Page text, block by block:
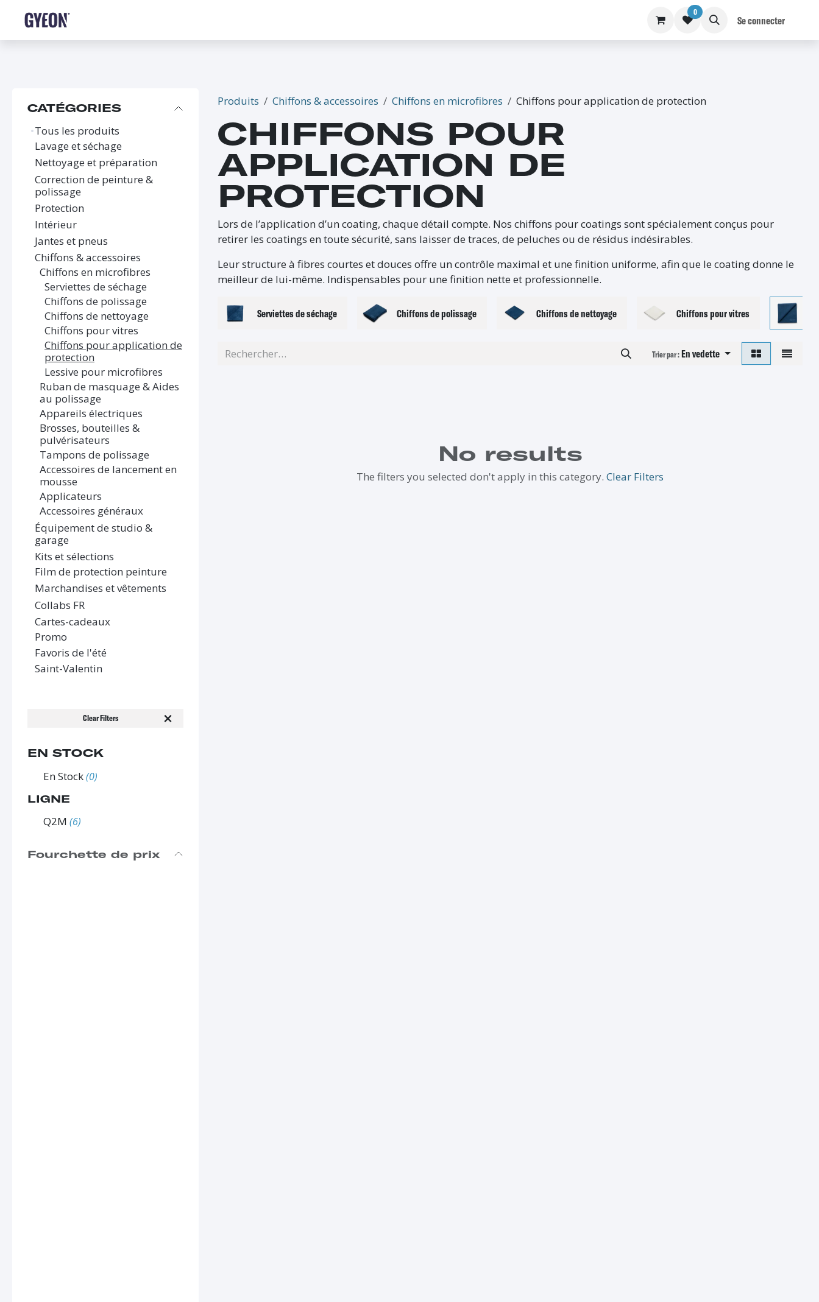
0
Se connecter
CATÉGORIES
Tous les produits
Lavage et séchage
Nettoyage et préparation
Correction de peinture &
polissage
Protection
Intérieur
Jantes et pneus
Chiffons & accessoires
Chiffons en microfibres
Serviettes de séchage
Chiffons de polissage
Chiffons de nettoyage
Chiffons pour vitres
Chiffons pour application de
protection
Lessive pour microfibres
Ruban de masquage & Aides
au polissage
Appareils électriques
Brosses, bouteilles &
pulvérisateurs
Tampons de polissage
Accessoires de lancement en
mousse
Applicateurs
Accessoires généraux
Équipement de studio &
garage
Kits et sélections
Film de protection peinture
Marchandises et vêtements
Collabs FR
Cartes-cadeaux
Promo
Favoris de l'été
Saint-Valentin
Clear Filters
EN STOCK
En Stock (0)
LIGNE
Q2M (6)
Fourchette de prix
Produits Chiffons & accessoires Chiffons en microfibres Chiffons pour application de protection
CHIFFONS POUR
APPLICATION DE
PROTECTION
Lors de l’application d’un coating, chaque détail compte. Nos chiffons pour coatings sont spécialement conçus pour
retirer les coatings en toute sécurité, sans laisser de traces, de peluches ou de résidus indésirables.
Leur structure à fibres courtes et douces offre un contrôle maximal et une finition uniforme, afin que le coating donne le
meilleur de lui-même. Indispensables pour une finition nette et professionnelle.
Serviettes de séchage Chiffons de polissage Chiffons de nettoyage Chiffons pour vitres
Trier par :En vedette
No results
The filters you selected don't apply in this category. Clear Filters